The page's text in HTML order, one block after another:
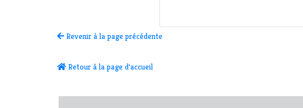
Revenir à la page précédente
Retour à la page d'accueil